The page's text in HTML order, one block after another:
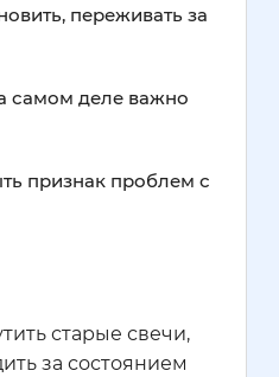
переживать за
самом деле важно
признак проблем с
старые свечи,
за состоянием